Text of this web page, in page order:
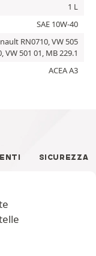
1 L
SAE 10W-40
RN0710, VW 505
VW 501 01, MB 229.1
ACEA A3
SICUREZZA